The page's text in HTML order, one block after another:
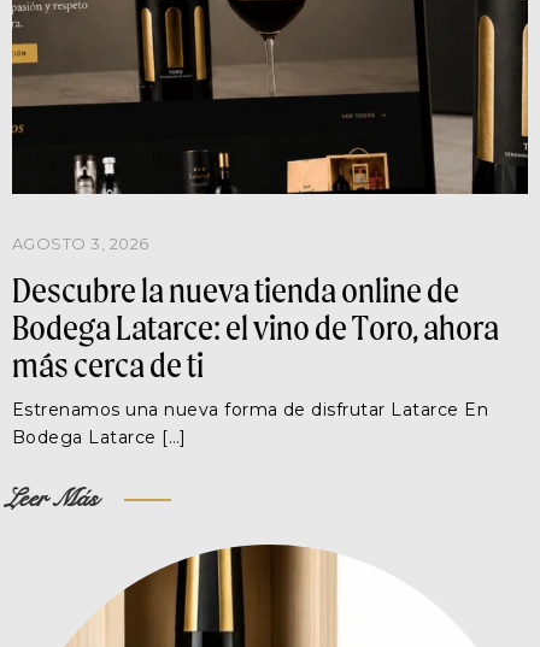
AGOSTO 3, 2026
Descubre la nueva tienda online de
Bodega Latarce: el vino de Toro, ahora
más cerca de ti
Estrenamos una nueva forma de disfrutar Latarce En
Bodega Latarce […]
Leer Más